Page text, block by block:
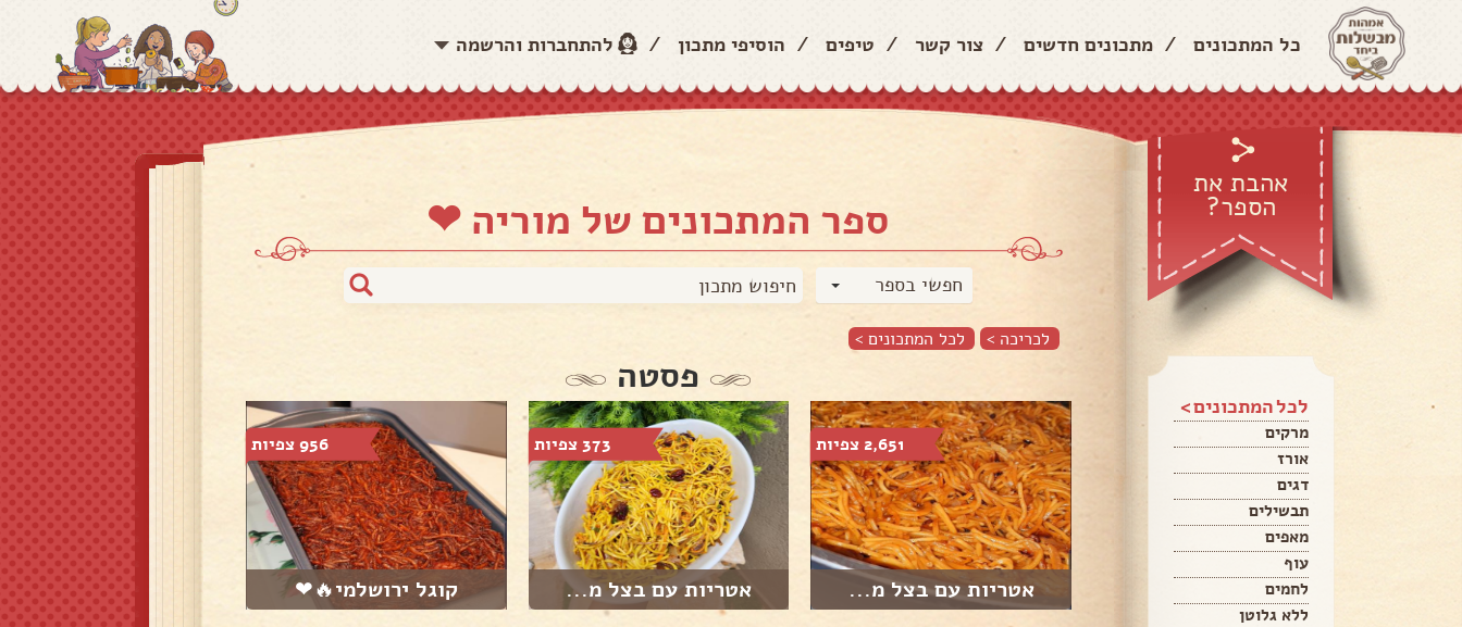
כל המתכונים / מתכונים חדשים / צור קשר / טיפים / הוסיפי מתכון / להתחברות והרשמה
אהבת את
הספר?
לכל המתכונים >
מרקים
אורז
דגים
תבשילים
מאפים
עוף
לחמים
ללא גלוטן
ספר המתכונים של מוריה ❤
חפשי בספר
לכריכה > לכל המתכונים >
פסטה
2,651 צפיות
אטריות עם בצל מ...
373 צפיות
אטריות עם בצל מ...
956 צפיות
קוגל ירושלמי🔥❤